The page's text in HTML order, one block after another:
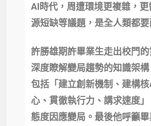
AI時代，周遭環境更複雜，
源短缺等議題，是全人類都要
許勝雄期許畢業生走出校門
深度瞭解變局趨勢的知識架
包括「建立創新機制、建構
心、貫徹執行力、講求速度
態度因應變局。最後他呼籲